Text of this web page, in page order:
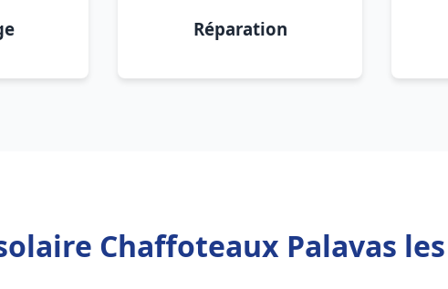
Réparation
Chaffoteaux Palavas